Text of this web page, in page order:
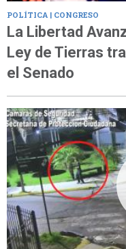
POLÍTICA | CONGRESO
La Libertad
Ley de Tierras
el Senado